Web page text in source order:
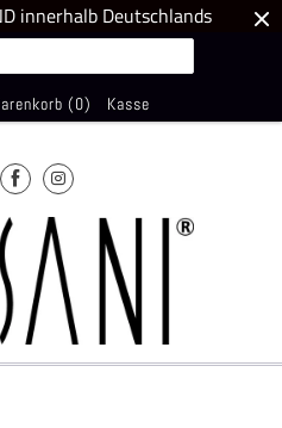
innerhalb Deutschlands
(0) Kasse